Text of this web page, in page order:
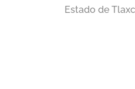
Estado de